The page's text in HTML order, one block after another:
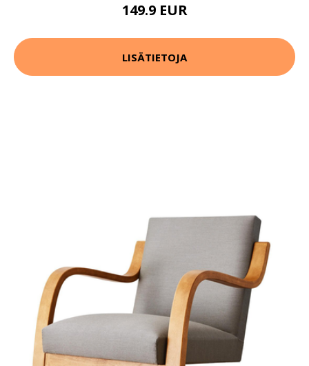
149.9 EUR
LISÄTIETOJA